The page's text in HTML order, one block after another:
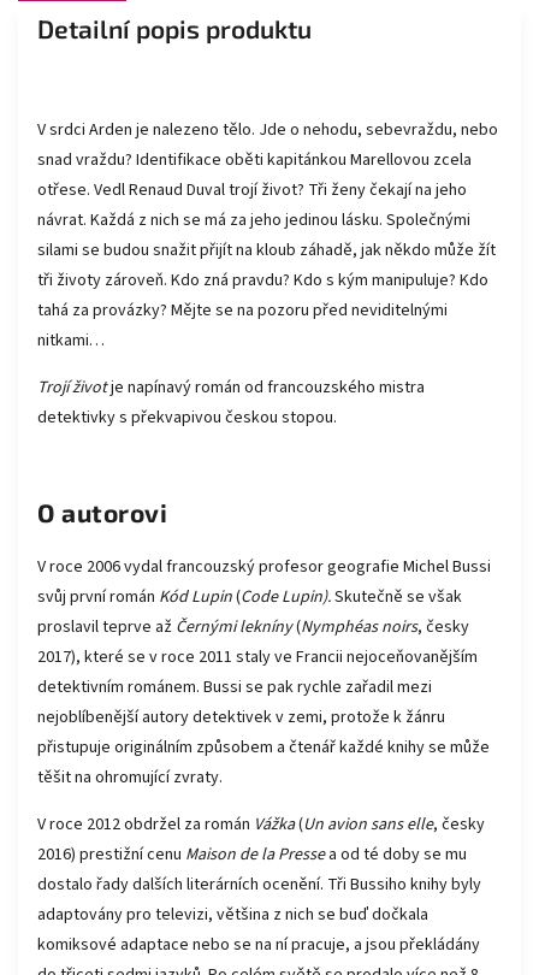
Detailní popis produktu
V srdci Arden je nalezeno tělo. Jde o nehodu, sebevraždu, nebo
snad vraždu? Identifikace oběti kapitánkou Marellovou zcela
otřese. Vedl Renaud Duval trojí život? Tři ženy čekají na jeho
návrat. Každá z nich se má za jeho jedinou lásku. Společnými
silami se budou snažit přijít na kloub záhadě, jak někdo může žít
tři životy zároveň. Kdo zná pravdu? Kdo s kým manipuluje? Kdo
tahá za provázky? Mějte se na pozoru před neviditelnými
nitkami…
Trojí životje napínavý román od francouzského mistra
detektivky s překvapivou českou stopou.
O autorovi
V roce 2006 vydal francouzský profesor geografie Michel Bussi
svůj první román Kód Lupin(Code Lupin).Skutečně se však
proslavil teprve až Černými lekníny(Nymphéas noirs, česky
2017), které se v roce 2011 staly ve Francii nejoceňovanějším
detektivním románem. Bussi se pak rychle zařadil mezi
nejoblíbenější autory detektivek v zemi, protože k žánru
přistupuje originálním způsobem a čtenář každé knihy se může
těšit na ohromující zvraty.
V roce 2012 obdržel za román Vážka(Un avion sans elle, česky
2016) prestižní cenu Maison de la Presse a od té doby se mu
dostalo řady dalších literárních ocenění. Tři Bussiho knihy byly
adaptovány pro televizi, většina z nich se buď dočkala
komiksové adaptace nebo se na ní pracuje, a jsou překládány